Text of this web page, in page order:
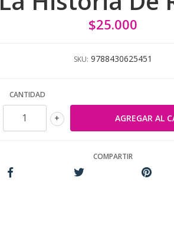
$25.000
SKU: 9788430625451
CANTIDAD
+
COMPARTIR